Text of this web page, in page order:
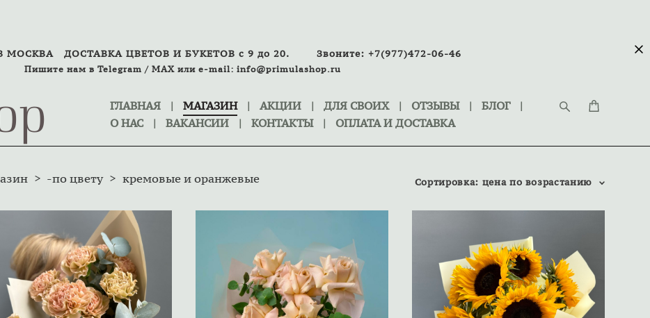
МОСКВА ДОСТАВКА ЦВЕТОВ И БУКЕТОВ с 9 до 20. Звоните: +7(977)472-06-46
Пишите нам в Telegram / MAXилиe-mail: info@primulashop.ru
ГЛАВНАЯ | МАГАЗИН | АКЦИИ | ДЛЯ СВОИХ | ОТЗЫВЫ | БЛОГ
|
О НАС
| ВАКАНСИИ | КОНТАКТЫ | ОПЛАТА И ДОСТАВКА
> -по цвету > кремовые и оранжевые Сортировка: цена по возрастанию